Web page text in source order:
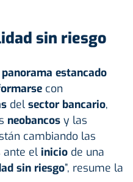
sin riesgo
panorama estancado
con
del sector bancario,
neobancos y las
cambiando las
ante el inicio de una
sin riesgo”, resume la